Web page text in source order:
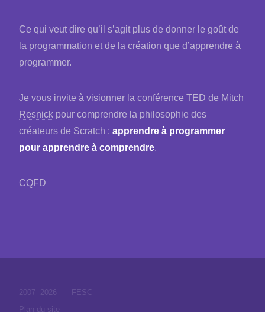
Ce qui veut dire qu’il s’agit plus de donner le goût de
la programmation et de la création que d’apprendre à
programmer.
Je vous invite à visionner la conférence TED de Mitch
Resnick pour comprendre la philosophie des
créateurs de Scratch : apprendre à programmer
pour apprendre à comprendre.
CQFD
2007- 2026 — FESC
Plan du site